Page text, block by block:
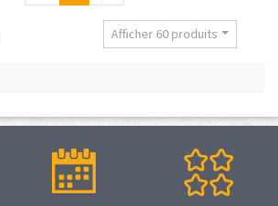
Afficher 60 produits